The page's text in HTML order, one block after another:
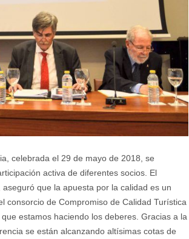
celebrada el 29 de mayo de 2018, se
activa de diferentes socios. El
que la apuesta por la calidad es un
consorcio de Compromiso de Calidad Turística
estamos haciendo los deberes. Gracias a la
se están alcanzando altísimas cotas de